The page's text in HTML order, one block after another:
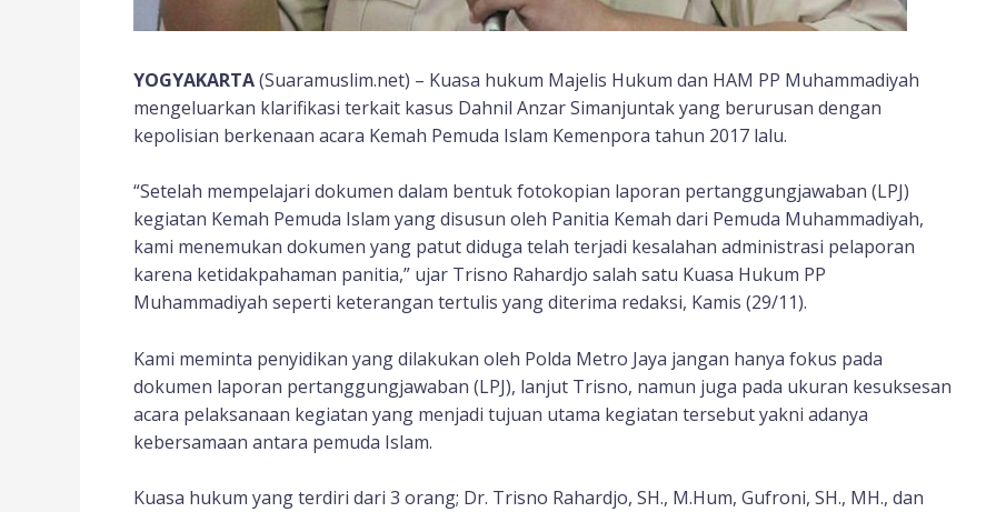
YOGYAKARTA(Suaramuslim.net) – Kuasa hukum Majelis Hukum dan HAM PP Muhammadiyah
mengeluarkan klarifikasi terkait kasus Dahnil Anzar Simanjuntak yang berurusan dengan
kepolisian berkenaan acara Kemah Pemuda Islam Kemenpora tahun 2017 lalu.
“Setelah mempelajari dokumen dalam bentuk fotokopian laporan pertanggungjawaban (LPJ)
kegiatan Kemah Pemuda Islam yang disusun oleh Panitia Kemah dari Pemuda Muhammadiyah,
kami menemukan dokumen yang patut diduga telah terjadi kesalahan administrasi pelaporan
karena ketidakpahaman panitia,” ujar Trisno Rahardjo salah satu Kuasa Hukum PP
Muhammadiyah seperti keterangan tertulis yang diterima redaksi, Kamis (29/11).
Kami meminta penyidikan yang dilakukan oleh Polda Metro Jaya jangan hanya fokus pada
dokumen laporan pertanggungjawaban (LPJ), lanjut Trisno, namun juga pada ukuran kesuksesan
acara pelaksanaan kegiatan yang menjadi tujuan utama kegiatan tersebut yakni adanya
kebersamaan antara pemuda Islam.
Kuasa hukum yang terdiri dari 3 orang; Dr. Trisno Rahardjo, SH., M.Hum, Gufroni, SH., MH., dan